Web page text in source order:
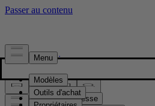
Presse & Médias
Matériel de presse